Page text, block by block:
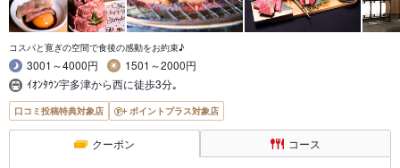
コスパと寛ぎの空間で食後の感動をお約束♪
3001～4000円
1501～2000円
ｲｵﾝﾀｳﾝ宇多津から西に徒歩3分｡
口コミ投稿特典対象店 ポイントプラス対象店
クーポン コース